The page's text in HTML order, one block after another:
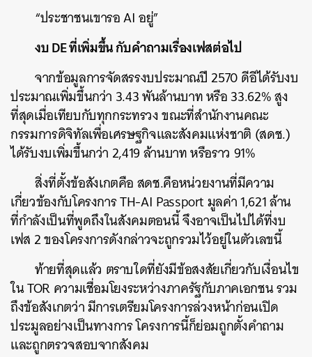
“ประชาชนเขารอ AI อยู่”
งบ DE ที่เพิ่มขึ้น กับคำถามเรื่องเฟสต่อไป
จากข้อมูลการจัดสรรงบประมาณปี 2570 ดีอีได้รับงบ
ประมาณเพิ่มขึ้นกว่า 3.43 พันล้านบาท หรือ 33.62% สูง
ที่สุดเมื่อเทียบกับทุกกระทรวง ขณะที่สำนักงานคณะ
กรรมการดิจิทัลเพื่อเศรษฐกิจและสังคมแห่งชาติ (สดช.)
ได้รับงบเพิ่มขึ้นกว่า 2,419 ล้านบาท หรือราว 91%
สิ่งที่ตั้งข้อสังเกตคือ สดช.คือหน่วยงานที่มีความ
เกี่ยวข้องกับโครงการ TH-AI Passport มูลค่า 1,621 ล้าน
ที่กำลังเป็นที่พูดถึงในสังคมตอนนี้ จึงอาจเป็นไปได้ที่งบ
เฟส 2 ของโครงการดังกล่าวจะถูกรวมไว้อยู่ในตัวเลขนี้
ท้ายที่สุดแล้ว ตราบใดที่ยังมีข้อสงสัยเกี่ยวกับเงื่อนไข
ใน TOR ความเชื่อมโยงระหว่างภาครัฐกับภาคเอกชน รวม
ถึงข้อสังเกตว่า มีการเตรียมโครงการล่วงหน้าก่อนเปิด
ประมูลอย่างเป็นทางการ โครงการนี้ก็ย่อมถูกตั้งคำถาม
และถูกตรวจสอบจากสังคม